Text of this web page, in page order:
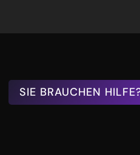
SIE BRAUCHEN